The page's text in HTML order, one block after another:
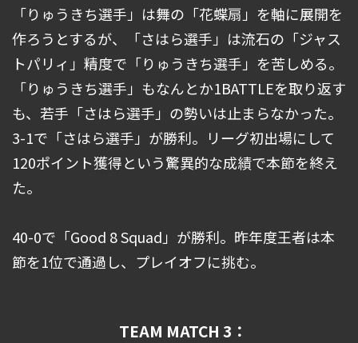
「りゅうきち選手」は舞の「花蝶扇」を軸に展開を
作ろうとするが、「さはら選手」は流石の「ジャス
トパリィ」精度で「りゅうきち選手」を苦しめる。
「りゅうきち選手」もなんとか1BATTLEを取り返す
も、若手「さはら選手」の勢いは止まらなかった。
3-1で「さはら選手」が勝利。リーグ初出場にして
120ポイント獲得という驚異的な成績で本節を終え
た。
40-0で「Good 8 Squad」が勝利。昨年度王者は本
節を1位で通過し、プレイオフに挑む。
TEAM MATCH 3：